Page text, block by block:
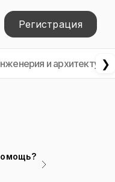
Регистрация
и архитектура
❯